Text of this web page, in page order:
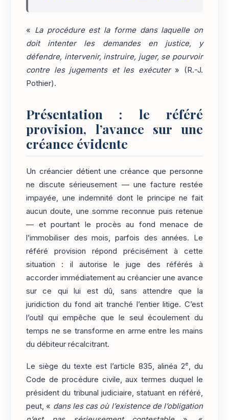
« La procédure est la forme dans laquelle on
doit intenter les demandes en justice, y
défendre, intervenir, instruire, juger, se pourvoir
contre les jugements et les exécuter» (R.-J.
Pothier).
Présentation : le référé
provision, l’avance sur une
créance évidente
Un créancier détient une créance que personne
ne discute sérieusement — une facture restée
impayée, une indemnité dont le principe ne fait
aucun doute, une somme reconnue puis retenue
— et pourtant le procès au fond menace de
l’immobiliser des mois, parfois des années. Le
référé provision répond précisément à cette
situation : il autorise le juge des référés à
accorder immédiatement au créancier une avance
sur ce qui lui est dû, sans attendre que la
juridiction du fond ait tranché l’entier litige. C’est
l’outil qui empêche que le seul écoulement du
temps ne se transforme en arme entre les mains
du débiteur récalcitrant.
Le siège du texte est l’article 835, alinéa 2e, du
Code de procédure civile, aux termes duquel le
président du tribunal judiciaire, statuant en référé,
peut, « dans les cas où l’existence de l’obligation